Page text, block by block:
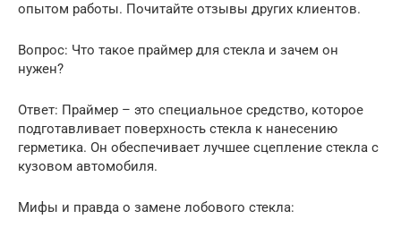
опытом работы. Почитайте отзывы других клиентов.
Вопрос: Что такое праймер для стекла и зачем он
нужен?
Ответ: Праймер – это специальное средство, которое
подготавливает поверхность стекла к нанесению
герметика. Он обеспечивает лучшее сцепление стекла с
кузовом автомобиля.
Мифы и правда о замене лобового стекла: